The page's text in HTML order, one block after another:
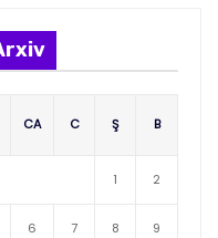
CA C Ş B
1 2
6 7 8 9